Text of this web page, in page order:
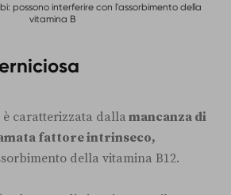
possono interferire con l'assorbimento della
vitamina B
è caratterizzata dalla mancanza di
fattore intrinseco,
della vitamina B12.